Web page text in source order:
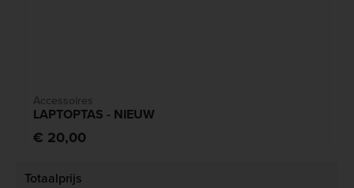
Accessoires
LAPTOPTAS - NIEUW
€ 20,00
Totaalprijs